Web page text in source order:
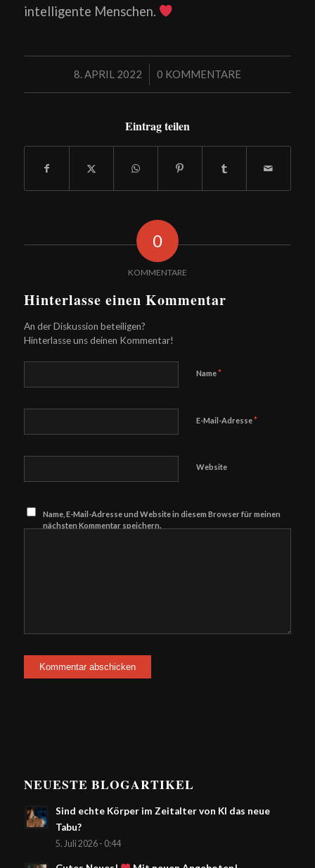
intelligente Menschen.
8. APRIL 2022
/ 0 KOMMENTARE
Eintrag teilen
0
KOMMENTARE
Hinterlasse einen Kommentar
An der Diskussion beteiligen?
Hinterlasse uns deinen Kommentar!
Name*
E-Mail-Adresse*
Website
Name, E-Mail-Adresse und Website in diesem Browser für meinen
nächsten Kommentar speichern.
NEUESTE BLOGARTIKEL
Sind echte Körper im Zeitalter von KI das neue
Tabu?
5. Juli 2026 - 0:44